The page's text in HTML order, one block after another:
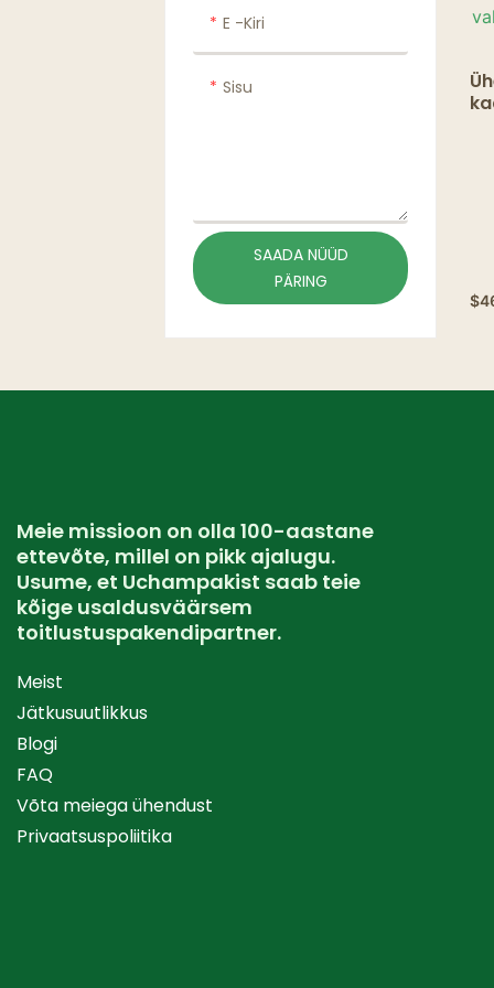
$
E -kiri
Sisu
SAADA NÜÜD
PÄRING
Meie missioon on olla 100-aastane
ettevõte, millel on pikk ajalugu.
Usume, et Uchampakist saab teie
kõige usaldusväärsem
toitlustuspakendipartner.
Meist
Jätkusuutlikkus
Blogi
FAQ
Võta meiega ühendust
Privaatsuspoliitika